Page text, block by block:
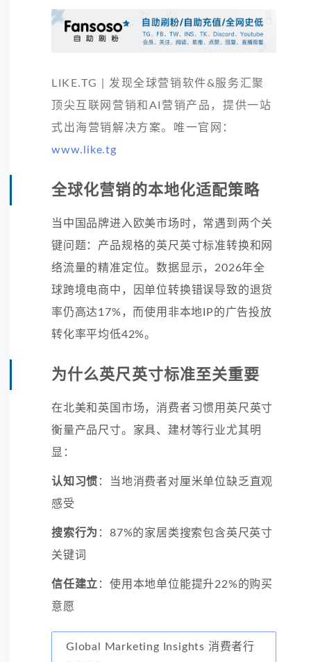
LIKE.TG | 发现全球营销软件&服务汇聚
顶尖互联网营销和AI营销产品，提供一站
式出海营销解决方案。唯一官网：
www.like.tg
全球化营销的本地化适配策略
当中国品牌进入欧美市场时，常遇到两个关
键问题：产品规格的英尺英寸标准转换和网
络流量的精准定位。数据显示，2026年全
球跨境电商中，因单位转换错误导致的退货
率仍高达17%，而使用非本地IP的广告投放
转化率平均低42%。
为什么英尺英寸标准至关重要
在北美和英国市场，消费者习惯用英尺英寸
衡量产品尺寸。家具、建材等行业尤其明
显：
认知习惯 ：当地消费者对厘米单位缺乏直观
感受
搜索行为 ：87%的家居类搜索包含英尺英寸
关键词
信任建立 ：使用本地单位能提升22%的购买
意愿
Global Marketing Insights 消费者行